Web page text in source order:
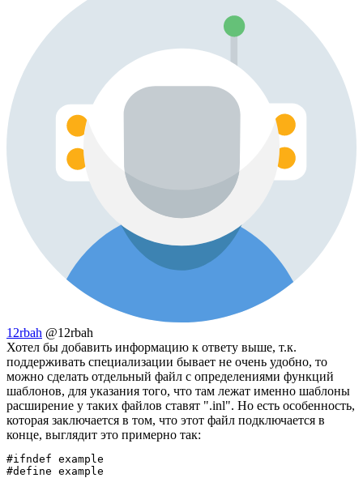
12rbah @12rbah
Хотел бы добавить информацию к ответу выше, т.к.
поддерживать специализации бывает не очень удобно, то
можно сделать отдельный файл с определениями функций
шаблонов, для указания того, что там лежат именно шаблоны
расширение у таких файлов ставят ".inl". Но есть особенность,
которая заключается в том, что этот файл подключается в
конце, выглядит это примерно так:
#ifndef example
#define example